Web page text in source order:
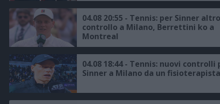
04.08 20:55 - Tennis: per Sinner altro
controllo a Milano, Berrettini ko a
Montreal
04.08 18:44 - Tennis: nuovi controlli
Sinner a Milano da un fisioterapista